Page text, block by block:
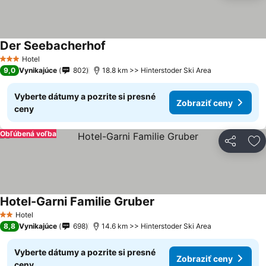
3 Počet hviezdičiek
Hotel
Der Seebacherhof
9,0 Vynikajúce 802 18.8 km >> Hinterstoder Ski Area
Vyberte dátumy a pozrite si presné
ceny
Zobraziť ceny
Zdieľať
Obľúbená voľba
2 Počet hviezdičiek
Hotel
Hotel-Garni Familie Gruber
8,8 Vynikajúce 698 14.6 km >> Hinterstoder Ski Area
Vyberte dátumy a pozrite si presné
Zobraziť ceny